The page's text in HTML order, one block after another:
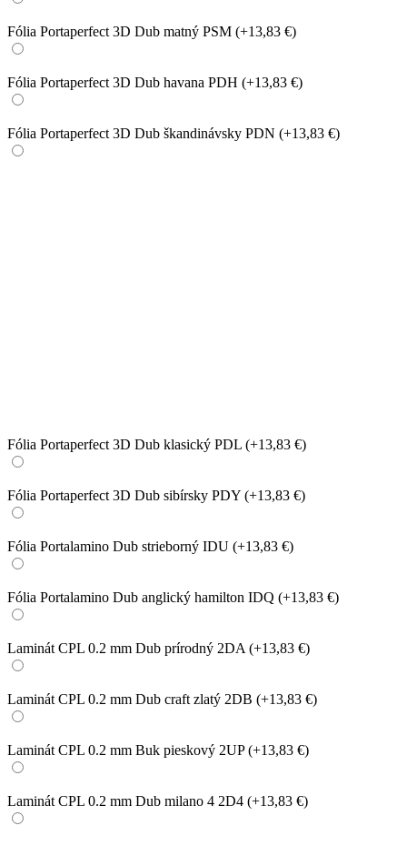
Fólia Portaperfect 3D Dub matný PSM (+13,83 €)
Fólia Portaperfect 3D Dub havana PDH (+13,83 €)
Fólia Portaperfect 3D Dub škandinávsky PDN (+13,83 €)
Fólia Portaperfect 3D Dub klasický PDL (+13,83 €)
Fólia Portaperfect 3D Dub sibírsky PDY (+13,83 €)
Fólia Portalamino Dub strieborný IDU (+13,83 €)
Fólia Portalamino Dub anglický hamilton IDQ (+13,83 €)
Laminát CPL 0.2 mm Dub prírodný 2DA (+13,83 €)
Laminát CPL 0.2 mm Dub craft zlatý 2DB (+13,83 €)
Laminát CPL 0.2 mm Buk pieskový 2UP(+13,83 €)
Laminát CPL 0.2 mm Dub milano 4 2D4 (+13,83 €)